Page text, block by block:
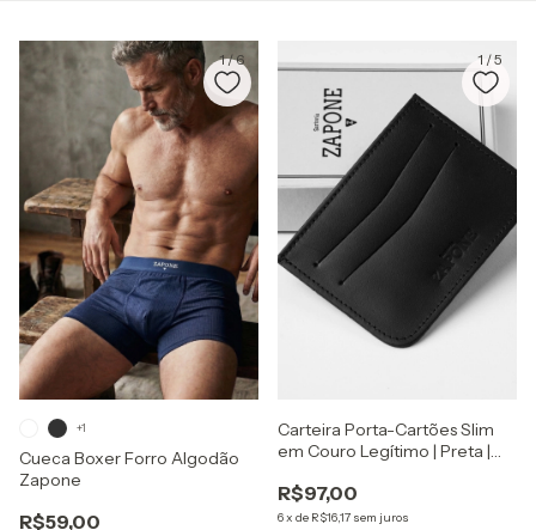
1/6
Cueca Boxer Forro Algodão
Zapone
R$59,00
+1
1 /5
Carteira Porta-Cartões Slim
em Couro Legítimo | Preta |
R$97,00
6x de R$16,17 sem juros